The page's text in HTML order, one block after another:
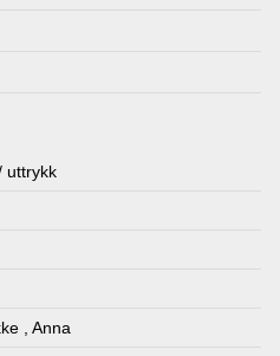
uttrykk
, Anna